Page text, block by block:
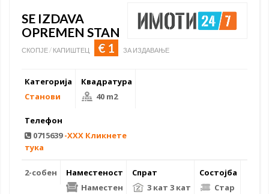
SE IZDAVA
OPREMEN STAN
СКОПЈЕ / КАПИШТЕЦ € 1 ЗА ИЗДАВАЊЕ
Категорија
Станови
Квадратура
40 m2
Телефон
0715639-XXX Кликнете
тука
2-собен
Наместеност
Наместен
Спрат
3 кат 3 кат
Состојба
Стар